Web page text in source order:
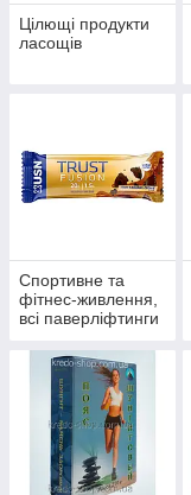
Цілющі продукти
ласощів
Спортивне та
фітнес-живлення,
всі паверліфтинги
тренажери, одяг